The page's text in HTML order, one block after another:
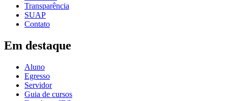
Transparência
SUAP
Contato
Em destaque
Aluno
Egresso
Servidor
Guia de cursos